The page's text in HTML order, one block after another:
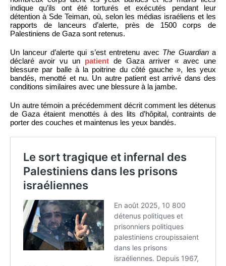
indique qu’ils ont été torturés et exécutés pendant leur
détention à Sde Teiman, où, selon les médias israéliens et les
rapports de lanceurs d’alerte, près de 1500 corps de
Palestiniens de Gaza sont retenus.
Un lanceur d’alerte qui s’est entretenu avec The Guardiana
déclaré avoir vu un patient de Gaza arriver « avec une
blessure par balle à la poitrine du côté gauche », les yeux
bandés, menotté et nu. Un autre patient est arrivé dans des
conditions similaires avec une blessure à la jambe.
Un autre témoin a précédemment décrit comment les détenus
de Gaza étaient menottés à des lits d’hôpital, contraints de
porter des couches et maintenus les yeux bandés.